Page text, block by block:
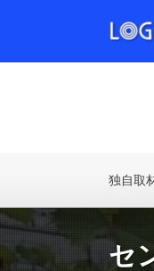
独自取
セ